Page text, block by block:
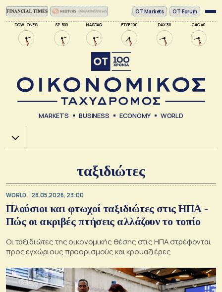
DOW JONES SP 500 NASDAQ FTSE 100 DAX 30 CAC 40
ΟΤ Markets OT Forum
MARKETS BUSINESS ECONOMY WORLD
Χ.Α.
ταξιδιώτες
WORLD 28.05.2026, 23:00
Πλούσιοι και φτωχοί ταξιδιώτες στις ΗΠΑ -
Πώς οι ακριβές πτήσεις αλλάζουν το τοπίο
Οι ταξιδιώτες της οικονομικής θέσης στις ΗΠΑ στρέφονται
προς εγχώριους προορισμούς και κρουαζιέρες